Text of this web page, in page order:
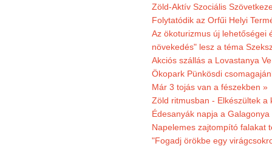
Zöld-Aktív Szociális
Folytatódik az Orfűi Helyi
Az ökoturizmus új lehetőségei
növekedés" lesz a téma
Akciós szállás a Lovastanya
Ökopark Pünkösdi
Már 3 tojás van a fészekben »
Zöld ritmusban - Elkészültek
Édesanyák napja a
Napelemes zajtompító falakat
"Fogadj örökbe egy